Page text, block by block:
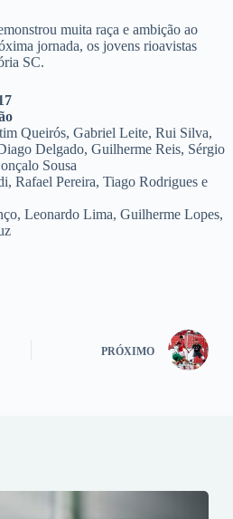
muita raça e ambição ao
jornada, os jovens rioavistas
SC.
Queirós, Gabriel Leite, Rui Silva,
Delgado, Guilherme Reis, Sérgio
Sousa
Rafael Pereira, Tiago Rodrigues e
Leonardo Lima, Guilherme Lopes,
PRÓXIMO